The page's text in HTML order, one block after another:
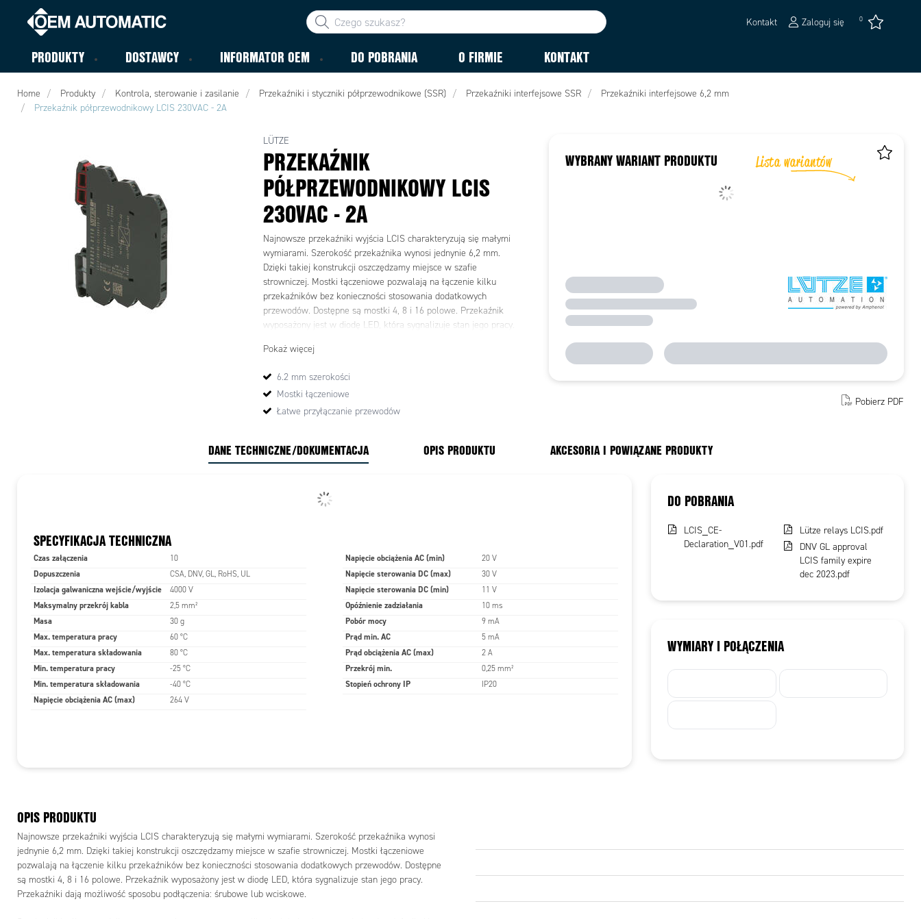
Kontakt Zaloguj się 0
PRODUKTY DOSTAWCY INFORMATOR OEM DO POBRANIA O FIRMIE KONTAKT
Home Produkty Kontrola, sterowanie i zasilanie Przekaźniki i styczniki półprzewodnikowe (SSR) Przekaźniki interfejsowe SSR
Przekaźniki interfejsowe 6,2 mm
Przekaźnik półprzewodnikowy LCIS 230VAC - 2A
LÜTZE
PRZEKAŹNIK
PÓŁPRZEWODNIKOWY LCIS
230VAC - 2A
Najnowsze przekaźniki wyjścia LCIS charakteryzują się małymi
wymiarami. Szerokość przekaźnika wynosi jednynie 6,2 mm.
Dzięki takiej konstrukcji oszczędzamy miejsce w szafie
strowniczej. Mostki łączeniowe pozwalają na łączenie kilku
przekaźników bez konieczności stosowania dodatkowych
przewodów. Dostępne są mostki 4, 8 i 16 polowe. Przekaźnik
wyposażony jest w diodę LED, która sygnalizuje stan jego pracy.
wciskowe.
Przekaźniki półprzewodnikowe są szeroko stosowane w
aplikacjach których występuje bardzo duża ilość przełaczeń,
gdyż są bardziej trwałe od elektromechanicznych. Mechanizm
Pokaż więcej
6.2 mm szerokości
Mostki łączeniowe
Łatwe przyłączanie przewodów
WYBRANY WARIANT PRODUKTU
Pobierz PDF
DANE TECHNICZNE/DOKUMENTACJA OPIS PRODUKTU AKCESORIA I POWIĄZANE PRODUKTY
SPECYFIKACJA TECHNICZNA
Czas załączenia 10
Dopuszczenia CSA, DNV, GL, RoHS, UL
Izolacja galwaniczna wejście/wyjście 4000 V
Maksymalny przekrój kabla 2,5 mm²
Masa 30 g
Max. temperatura pracy 60 °C
Max. temperatura składowania 80 °C
Min. temperatura pracy -25 °C
Min. temperatura składowania -40 °C
Napięcie obciążenia AC (max) 264 V
Napięcie obciążenia AC (min) 20 V
Napięcie sterowania DC (max) 30 V
Napięcie sterowania DC (min) 11 V
Opóźnienie zadziałania 10 ms
Pobór mocy 9 mA
Prąd min. AC 5 mA
Prąd obciążenia AC (max) 2 A
Przekrój min. 0,25 mm²
Stopień ochrony IP IP20
DO POBRANIA
LCIS_CE-
Declaration_V01.pdf
Lütze relays LCIS.pdf
DNV GL approval
LCIS family expire
dec 2023.pdf
WYMIARY I POŁĄCZENIA
OPIS PRODUKTU
Najnowsze przekaźniki wyjścia LCIS charakteryzują się małymi wymiarami. Szerokość przekaźnika wynosi
jednynie 6,2 mm. Dzięki takiej konstrukcji oszczędzamy miejsce w szafie strowniczej. Mostki łączeniowe
pozwalają na łączenie kilku przekaźników bez konieczności stosowania dodatkowych przewodów. Dostępne
są mostki 4, 8 i 16 polowe. Przekaźnik wyposażony jest w diodę LED, która sygnalizuje stan jego pracy.
Przekaźniki dają możliwość sposobu podłączenia: śrubowe lub wciskowe.